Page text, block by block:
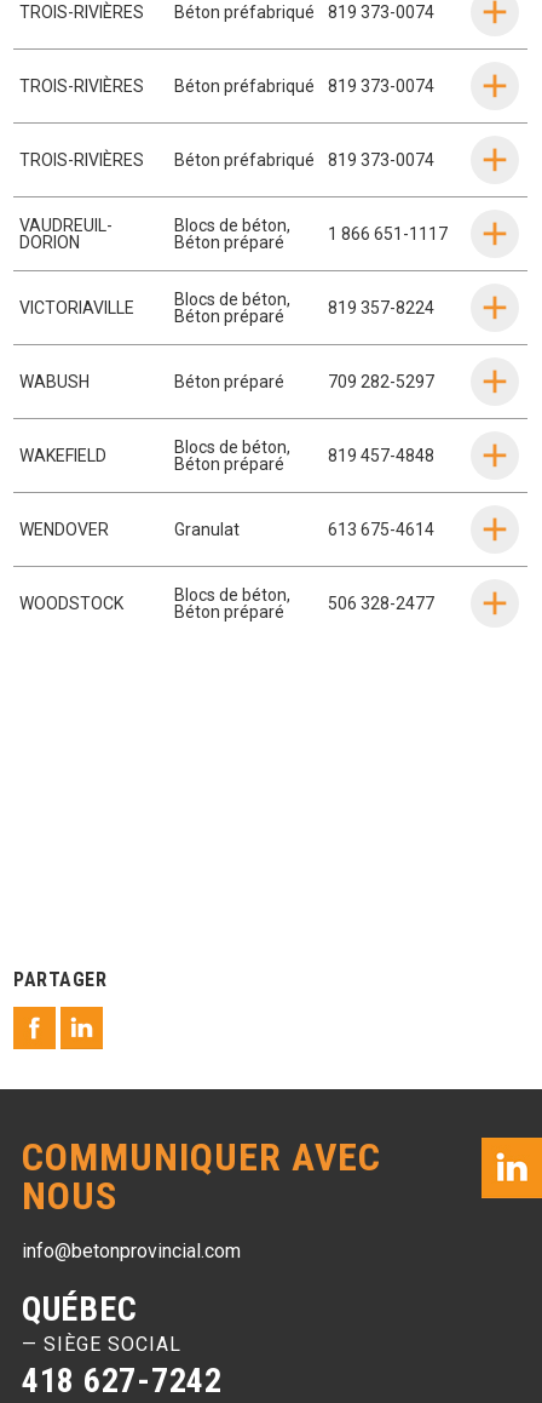
TROIS-RIVIÈRES Béton préfabriqué 819 373-0074
TROIS-RIVIÈRES Béton préfabriqué 819 373-0074
TROIS-RIVIÈRES Béton préfabriqué 819 373-0074
VAUDREUIL-
DORION
Blocs de béton,
Béton préparé
1 866 651-1117
VICTORIAVILLE Blocs de béton,
Béton préparé
819 357-8224
WABUSH Béton préparé 709 282-5297
WAKEFIELD Blocs de béton,
Béton préparé
819 457-4848
WENDOVER Granulat 613 675-4614
WOODSTOCK Blocs de béton,
Béton préparé
506 328-2477
PARTAGER
COMMUNIQUER AVEC
NOUS
info@betonprovincial.com
QUÉBEC
— SIÈGE SOCIAL
418 627-7242